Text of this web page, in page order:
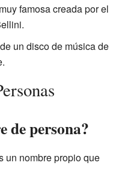
famosa creada por el
un disco de música de
de persona?
un nombre propio que